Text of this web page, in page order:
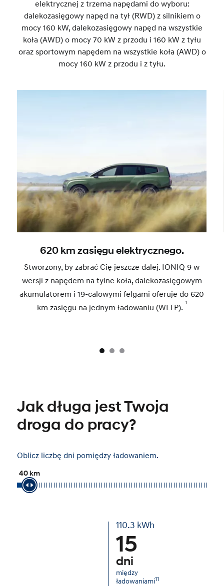
elektrycznej z trzema napędami do wyboru:
dalekozasięgowy napęd na tył (RWD) z silnikiem o
mocy 160 kW, dalekozasięgowy napęd na wszystkie
koła (AWD) o mocy 70 kW z przodu i 160 kW z tyłu
oraz sportowym napędem na wszystkie koła (AWD) o
mocy 160 kW z przodu i z tyłu.
620 km zasięgu elektrycznego.
Stworzony, by zabrać Cię jeszcze dalej. IONIQ 9 w
wersji z napędem na tylne koła, dalekozasięgowym
akumulatorem i 19-calowymi felgami oferuje do 620
km zasięgu na jednym ładowaniu (WLTP). 1
Jak długa jest Twoja
droga do pracy?
Oblicz liczbę dni pomiędzy ładowaniem.
40 km
km
110.3 kWh
15
dni
między
ładowaniami11